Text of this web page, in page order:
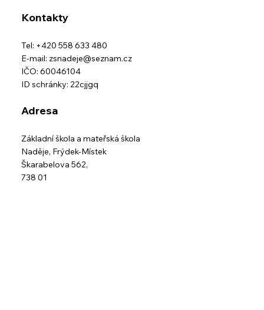
Kontakty
Tel: +420 558 633 480
E-mail: zsnadeje@seznam.cz
IČO: 60046104
ID schránky: 22cjjgq
Adresa
Základní škola a mateřská škola
Naděje, Frýdek-Místek
Škarabelova 562,
738 01